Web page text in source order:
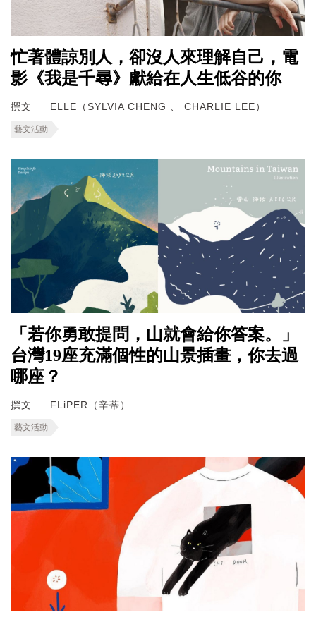
忙著體諒別人，卻沒人來理解自己，電
影《我是千尋》獻給在人生低谷的你
撰文 ELLE（SYLVIA CHENG 、 CHARLIE LEE）
藝文活動
「若你勇敢提問，山就會給你答案。」
台灣19座充滿個性的山景插畫，你去過
哪座？
撰文 FLiPER（辛蒂）
藝文活動